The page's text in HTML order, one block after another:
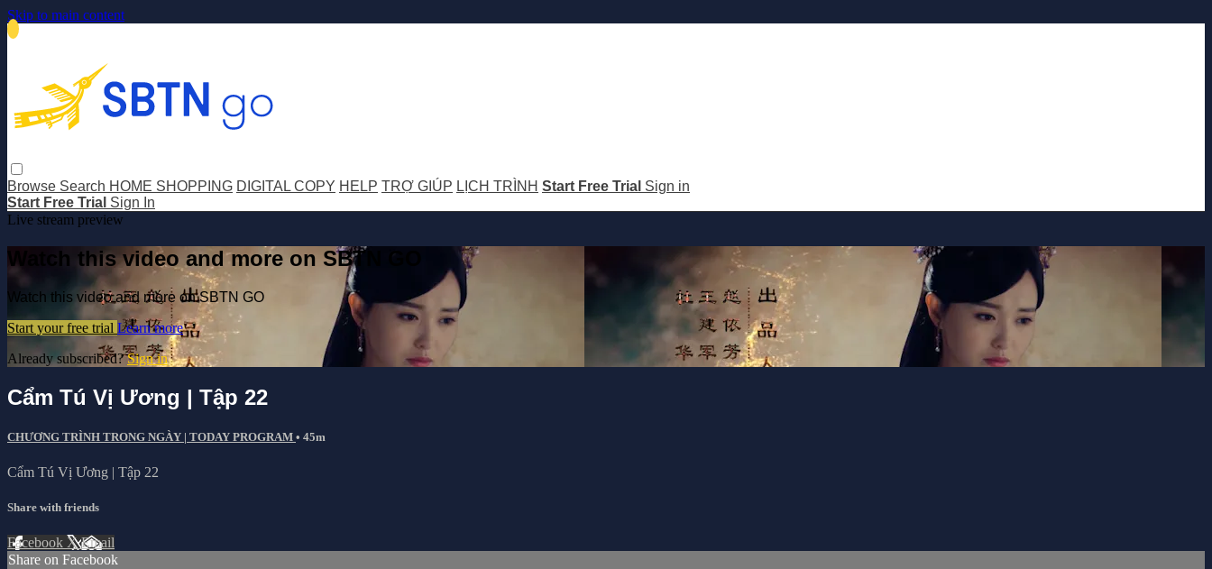
Skip to main content
Browse Search HOME SHOPPING DIGITAL COPY HELP TRỢ GIÚP LỊCH TRÌNH Start Free Trial Sign in
Start Free Trial Sign In
Live stream preview
Watch this video and more on SBTN GO
Watch this video and more on SBTN GO
Start your free trial Learn more
Already subscribed?Sign in
Cẩm Tú Vị Ương | Tập 22
CHƯƠNG TRÌNH TRONG NGÀY | TODAY PROGRAM • 45m
Cẩm Tú Vị Ương | Tập 22
Share with friends
Facebook XEmail
Share on Facebook